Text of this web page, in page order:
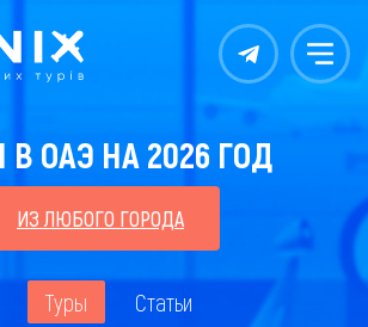
Контакты Меню
ОАЭ НА 2026 ГОД
ИЗ ЛЮБОГО ГОРОДА
Туры Статьи